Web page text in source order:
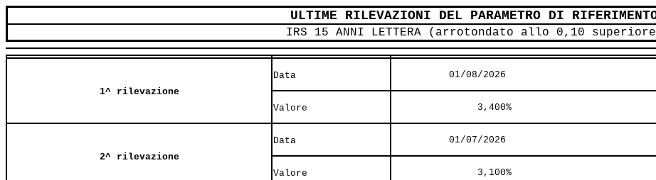
ULTIME RILEVAZIONI DEL PARAMETRO DI
IRS 15 ANNI LETTERA (arrotondato allo 0,10
1^ rilevazione
Data
          01/08/2026
Valore
               3,400%
2^ rilevazione
Data
          01/07/2026
Valore
               3,100%